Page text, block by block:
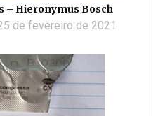
– Hieronymus Bosch
de fevereiro de 2021